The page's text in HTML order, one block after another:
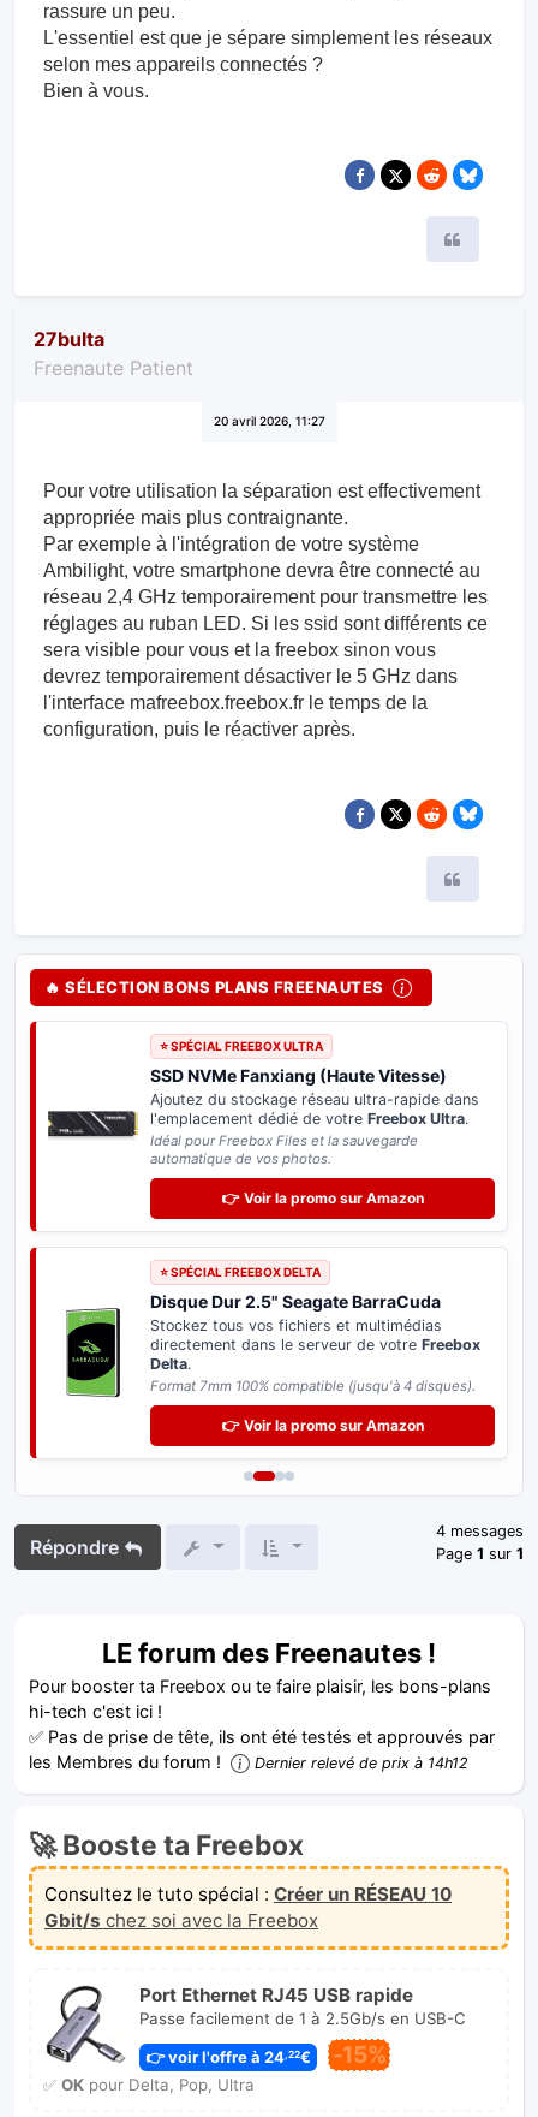
rassure un peu.
L'essentiel est que je sépare simplement les réseaux
selon mes appareils connectés ?
Bien à vous.
27bulta
Freenaute Patient
20 avril 2026, 11:27
Pour votre utilisation la séparation est effectivement
appropriée mais plus contraignante.
Par exemple à l'intégration de votre système
Ambilight, votre smartphone devra être connecté au
réseau 2,4 GHz temporairement pour transmettre les
réglages au ruban LED. Si les ssid sont différents ce
sera visible pour vous et la freebox sinon vous
devrez temporairement désactiver le 5 GHz dans
l'interface mafreebox.freebox.fr le temps de la
configuration, puis le réactiver après.
🔥 SÉLECTION BONS PLANS FREENAUTES
⭐ SPÉCIAL FREEBOX ULTRA
SSD NVMe Fanxiang (Haute Vitesse)
Ajoutez du stockage réseau ultra-rapide dans
l'emplacement dédié de votre Freebox Ultra.
Idéal pour Freebox Files et la sauvegarde
automatique de vos photos.
👉 Voir la promo sur Amazon
⭐ SPÉCIAL FREEBOX DELTA
Disque Dur 2.5" Seagate BarraCuda
Stockez tous vos fichiers et multimédias
directement dans le serveur de votre Freebox
Delta.
Format 7mm 100% compatible (jusqu'à 4 disques).
👉 Voir la promo sur Amazon
Répondre
4 messages
Page 1 sur 1
LE forum des Freenautes !
Pour booster ta Freebox ou te faire plaisir, les bons-plans
hi-tech c'est ici !
✅ Pas de prise de tête, ils ont été testés et approuvés par
les Membres du forum !
Dernier relevé de prix à 14h12
🚀 Booste ta Freebox
Consultez le tuto spécial : Créer un RÉSEAU 10
Gbit/s chez soi avec la Freebox
Port Ethernet RJ45 USB rapide
Passe facilement de 1 à 2.5Gb/s en USB-C
👉 voir l'offre à 24 ,22€ -15%
✅ OKpour Delta, Pop, Ultra